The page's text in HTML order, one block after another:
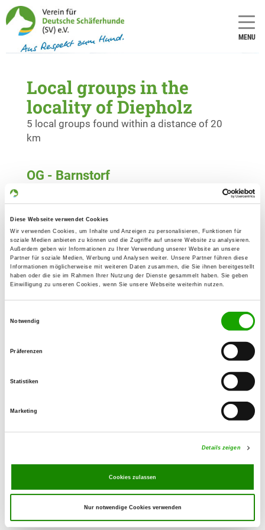
Diese Webseite verwendet Cookies
Wir verwenden Cookies, um Inhalte und Anzeigen zu personalisieren, Funktionen für
soziale Medien anbieten zu können und die Zugriffe auf unsere Website zu analysieren.
Außerdem geben wir Informationen zu Ihrer Verwendung unserer Website an unsere
Partner für soziale Medien, Werbung und Analysen weiter. Unsere Partner führen diese
Informationen möglicherweise mit weiteren Daten zusammen, die Sie ihnen bereitgestellt
haben oder die sie im Rahmen Ihrer Nutzung der Dienste gesammelt haben. Sie geben
Einwilligung zu unseren Cookies, wenn Sie unsere Webseite weiterhin nutzen.
Notwendig
Präferenzen
Statistiken
Marketing
Details zeigen
Cookies zulassen
Nur notwendige Cookies verwenden
MENU
Local groups in the
locality of Diepholz
5 local groups found within a distance of 20
km
OG - Barnstorf
Details
49406 Barnstorf
OG - Naturpark Dümmer
Details
Zur Schulheide 34
49448 Stemshorn
Details
Am Sportplatz 9
OG - Vechta
Details